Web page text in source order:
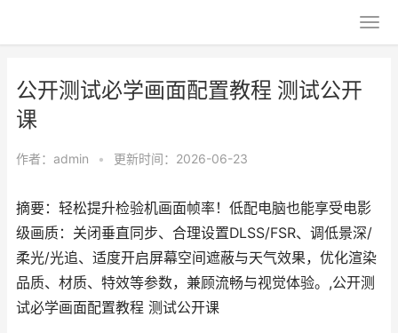
公开测试必学画面配置教程 测试公开
课
作者： admin • 更新时间：2026-06-23
摘要：轻松提升检验机画面帧率！低配电脑也能享受电影
级画质：关闭垂直同步、合理设置DLSS/FSR、调低景深/
柔光/光追、适度开启屏幕空间遮蔽与天气效果，优化渲染
品质、材质、特效等参数，兼顾流畅与视觉体验。,公开测
试必学画面配置教程 测试公开课